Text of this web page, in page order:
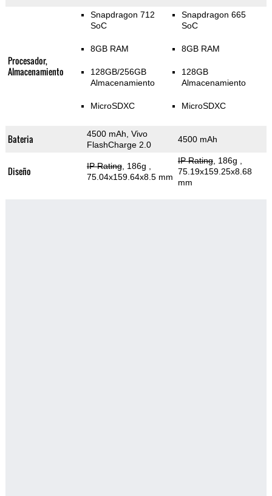
Procesador,
Almacenamiento
Snapdragon 712
SoC
8GB RAM
128GB/256GB
Almacenamiento
MicroSDXC
Snapdragon 665
SoC
8GB RAM
128GB
Almacenamiento
MicroSDXC
Bateria
4500 mAh, Vivo
FlashCharge 2.0
4500 mAh
Diseño IP Rating, 186g
75.04x159.64x8.5 mm
IP Rating, 186g
75.19x159.25x8.68
mm